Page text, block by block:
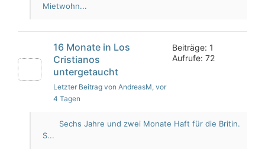
Mietwohn...
16 Monate in Los
Cristianos
untergetaucht
Letzter Beitrag von AndreasM, vor
4 Tagen
Beiträge: 1
Aufrufe: 72
Sechs Jahre und zwei Monate Haft für die Britin.
S...